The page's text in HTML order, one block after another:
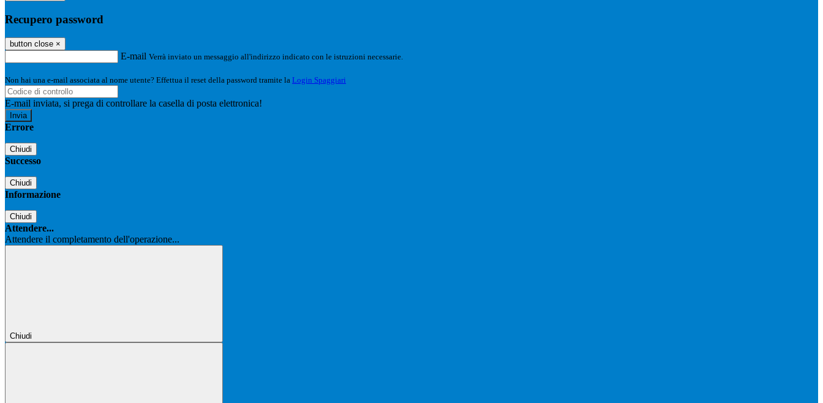
Recupero password
button close ×
E-mail Verrà inviato un messaggio all'indirizzo indicato con le istruzioni necessarie.
Non hai una e-mail associata al nome utente? Effettua il reset della password tramite la Login Spaggiari
E-mail inviata, si prega di controllare la casella di posta elettronica!
Errore
Chiudi
Successo
Chiudi
Informazione
Chiudi
Attendere...
Attendere il completamento dell'operazione...
Chiudi